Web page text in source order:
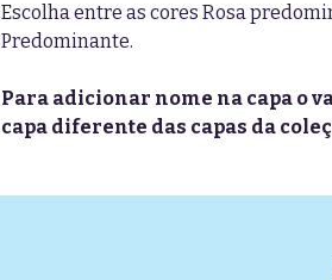
Escolha entre as cores Rosa
Predominante.
Para adicionar nome na capa o
capa diferente das capas da